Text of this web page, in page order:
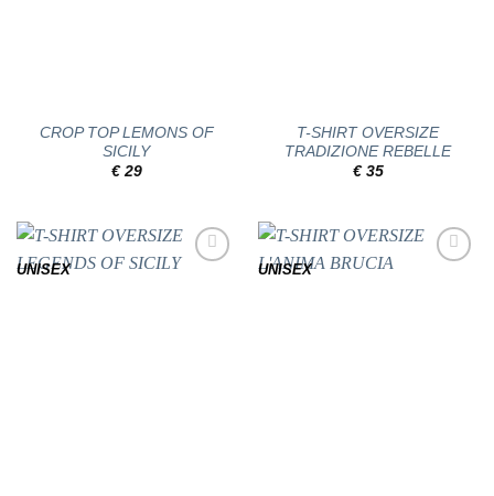
CROP TOP LEMONS OF
SICILY
€29
T-SHIRT OVERSIZE
TRADIZIONE REBELLE
€35
UNISEX UNISEX